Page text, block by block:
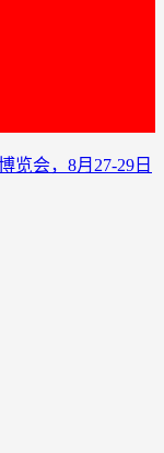
览会，8月27-29日